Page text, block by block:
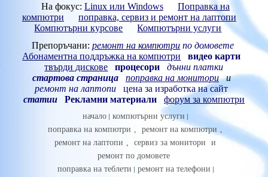
На фокус: Linux или Windows
Поправка на
компютри
поправка, сервиз и ремонт на лаптопи
Компютърни курсове
Компютърни услуги
Препоръчани:ремонт на компютри по домовете
Абонаментна поддръжка на компютри
видео карти
твърди дискове
процесори
дънни платки
стартова страница
поправка на монитории
ремонт на лаптопи
цена за изработка на сайт
статии
Рекламни материали форум за компютри
начало
компютърни услуги
поправка на компютри , ремонт на компютри ,
ремонт на лаптопи , сервиз за монитори
и
ремонт по домовете
поправка на теблети
ремонт на телефони